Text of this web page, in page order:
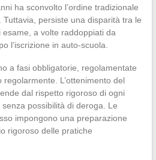
ha sconvolto l’ordine tradizionale
persiste una disparità tra le
a volte raddoppiati da
l’iscrizione in auto-scuola.
a fasi obbligatorie, regolamentate
L’ottenimento del
dal rispetto rigoroso di ogni
possibilità di deroga. Le
impongono una preparazione
rigoroso delle pratiche